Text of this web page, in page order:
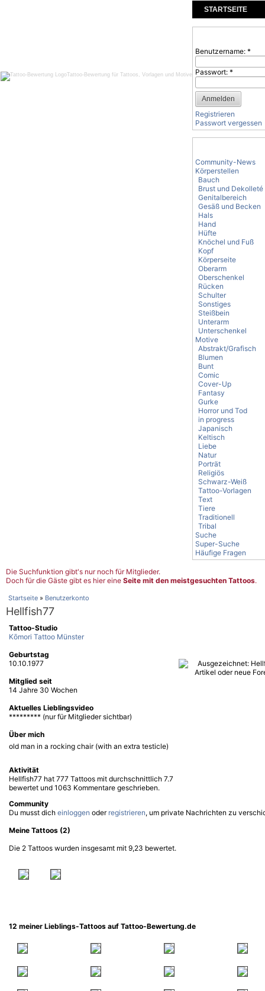
Tattoo-Bewertung für Tattoos, Vorlagen und Motive
STARTSEITE
KOMMENTARE
Benutzername: *
Passwort: *
Registrieren
Passwort vergessen
Community-News
Körperstellen
Bauch
Brust und Dekolleté
Genitalbereich
Gesäß und Becken
Hals
Hand
Hüfte
Knöchel und Fuß
Kopf
Körperseite
Oberarm
Oberschenkel
Rücken
Schulter
Sonstiges
Steißbein
Unterarm
Unterschenkel
Motive
Abstrakt/Grafisch
Blumen
Bunt
Comic
Cover-Up
Fantasy
Gurke
Horror und Tod
in progress
Japanisch
Keltisch
Liebe
Natur
Porträt
Religiös
Schwarz-Weiß
Tattoo-Vorlagen
Text
Tiere
Traditionell
Tribal
Suche
Super-Suche
Häufige Fragen
Die Suchfunktion gibt's nur noch für Mitglieder.
Doch für die Gäste gibt es hier eine Seite mit den meistgesuchten Tattoos.
Startseite » Benutzerkonto
Hellfish77
Tattoo-Studio
Kōmori Tattoo Münster
Geburtstag
10.10.1977
Mitglied seit
14 Jahre 30 Wochen
Aktuelles Lieblingsvideo
********* (nur für Mitglieder sichtbar)
Über mich
old man in a rocking chair (with an extra testicle)
Aktivität
Hellfish77 hat 777 Tattoos mit durchschnittlich 7.7
bewertet und 1063 Kommentare geschrieben.
Community
Du musst dich einloggen oder registrieren, um private Nachrichten zu
Meine Tattoos (2)
Die 2 Tattoos wurden insgesamt mit 9,23 bewertet.
12 meiner Lieblings-Tattoos auf Tattoo-Bewertung.de